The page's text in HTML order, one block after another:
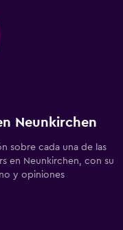
Neunkirchen
sobre cada una de las
en Neunkirchen, con su
y opiniones